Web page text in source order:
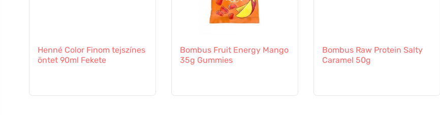
Henné Color Finom tejszínes
öntet 90ml Fekete
Bombus Fruit Energy Mango
35g Gummies
Bombus Raw Protein Salty
Caramel 50g